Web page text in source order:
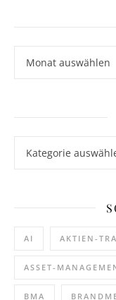
AI AKTIEN-
ASSET-
BMA